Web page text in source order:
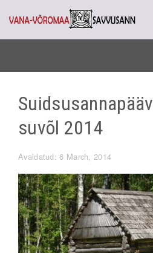
suvõl 2014
Avaldatud: 6 March, 2014